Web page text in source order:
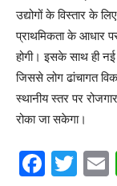
उद्योगों के विस्तार के
प्राथमिकता के आधार
होगी। इसके साथ ही नई
जिससे लोग ढांचागत
स्थानीय स्तर पर
रोका जा सकेगा।
F
T